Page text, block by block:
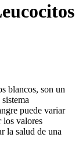
blancos, son un
puede variar
los valores
la salud de una